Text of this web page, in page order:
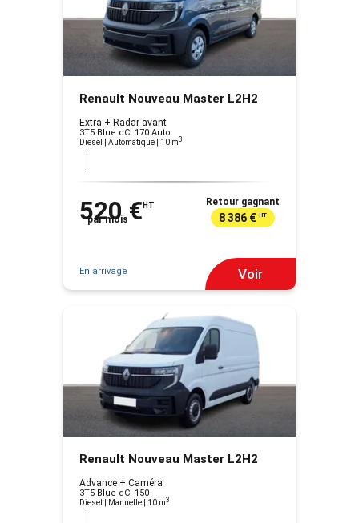
Renault Nouveau Master L2H2
Extra + Radar avant
3T5 Blue dCi 170 Auto
Diesel | Automatique | 10 m3
520 € HT
par mois
Retour gagnant
8 386 € HT
En arrivage Voir
Renault Nouveau Master L2H2
Advance + Caméra
3T5 Blue dCi 150
Diesel | Manuelle | 10 m3